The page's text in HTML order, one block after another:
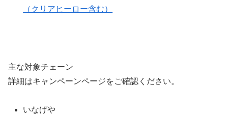
（クリアヒーロー含む）
主な対象チェーン
詳細はキャンペーンページをご確認ください。
いなげや